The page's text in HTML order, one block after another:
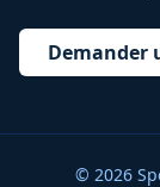
Demander
© 2026